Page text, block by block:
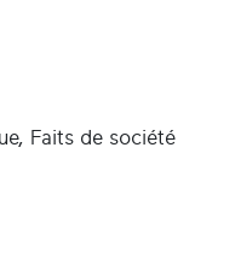
Faits de société